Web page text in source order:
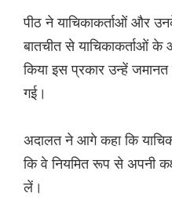
पीठ ने याचिकाकर्ताओं और
बातचीत से याचिकाकर्ताओं
किया इस प्रकार उन्हें
गई।
अदालत ने आगे कहा कि
कि वे नियमित रूप से अपनी
लें।